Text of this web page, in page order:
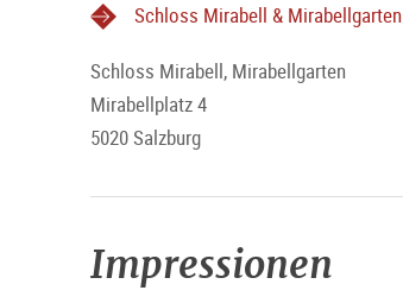
Schloss Mirabell & Mirabellgarten
Schloss Mirabell, Mirabellgarten
Mirabellplatz 4
5020 Salzburg
Impressionen